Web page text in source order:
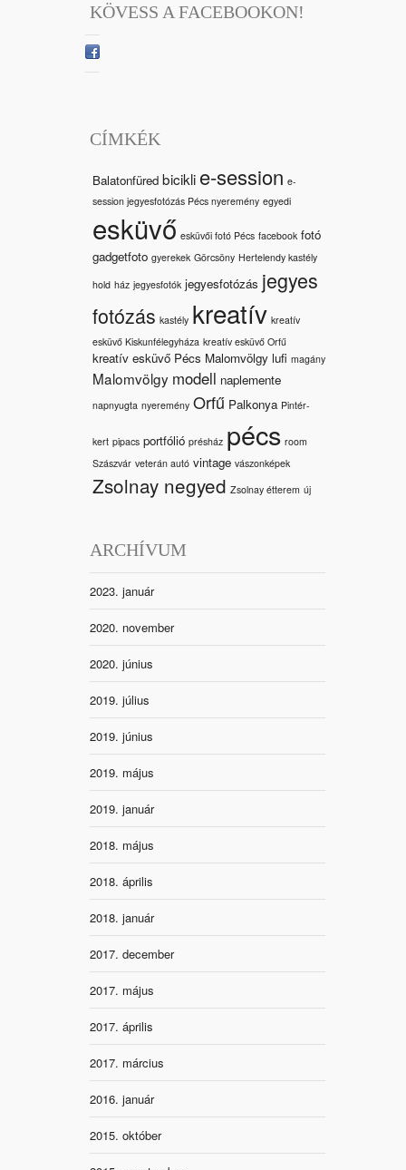
KÖVESS A FACEBOOKON!
CÍMKÉK
Balatonfüred bicikli e-session e-
session jegyesfotózás Pécs nyeremény egyedi
esküvő esküvői fotó Pécs facebook fotó
gadgetfoto gyerekek Görcsöny Hertelendy kastély
hold ház jegyesfotók jegyesfotózás jegyes
fotózás kastély kreatív kreatív
esküvő Kiskunfélegyháza kreatív esküvő Orfű
kreatív esküvő Pécs Malomvölgy lufi magány
Malomvölgy modell naplemente
napnyugta nyeremény Orfű Palkonya Pintér-
kert pipacs portfólió présház pécs room
Szászvár veterán autó vintage vászonképek
Zsolnay negyed Zsolnay étterem új
ARCHÍVUM
2023. január
2020. november
2020. június
2019. július
2019. június
2019. május
2019. január
2018. május
2018. április
2018. január
2017. december
2017. május
2017. április
2017. március
2016. január
2015. október